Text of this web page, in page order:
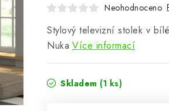
Neohodnoceno
Stylový televizní stolek v
Nuka Více informací
Skladem (1 ks)